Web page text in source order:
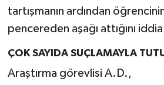
tartışmanın ardından
pencereden aşağı attığını
ÇOK SAYIDA SUÇLAMAYLA
Araştırma görevlisi A.D.,